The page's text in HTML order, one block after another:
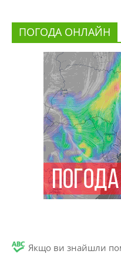
ПОГОДА ОНЛАЙН
Якщо ви знайшли